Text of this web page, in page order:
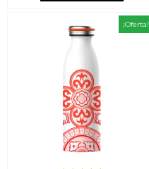
¡Oferta!